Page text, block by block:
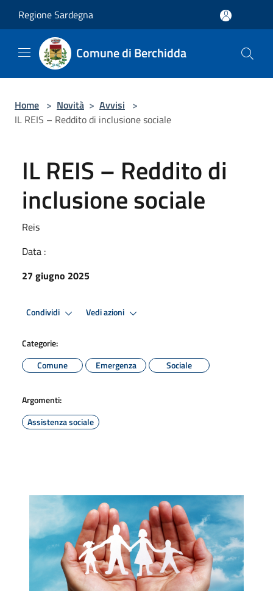
Regione Sardegna
Comune di Berchidda
Home > Novità > Avvisi >
IL REIS – Reddito di inclusione sociale
IL REIS – Reddito di
inclusione sociale
Reis
Data :
27 giugno 2025
Condividi Vedi azioni
Categorie:
Comune
Emergenza Sociale
Argomenti:
Assistenza sociale